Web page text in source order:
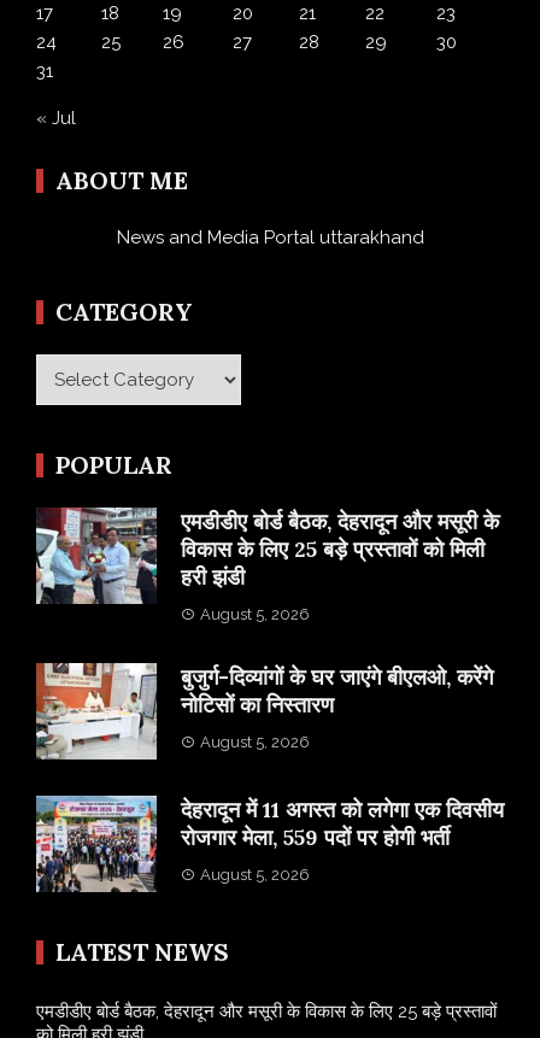
17
18 19 20 21 22
23
24
25 26 27 28 29
30
31
« Jul
ABOUT ME
News and Media Portal uttarakhand
CATEGORY
Category
POPULAR
एमडीडीए बोर्ड बैठक, देहरादून और मसूरी के
विकास के लिए 25 बड़े प्रस्तावों को मिली
हरी झंडी
August 5, 2026
बुजुर्ग-दिव्यांगों के घर जाएंगे बीएलओ, करेंगे
नोटिसों का निस्तारण
August 5, 2026
​देहरादून में 11 अगस्त को लगेगा एक दिवसीय
रोजगार मेला, 559 पदों पर होगी भर्ती
August 5, 2026
LATEST NEWS
एमडीडीए बोर्ड बैठक, देहरादून और मसूरी के विकास के लिए 25 बड़े प्रस्तावों